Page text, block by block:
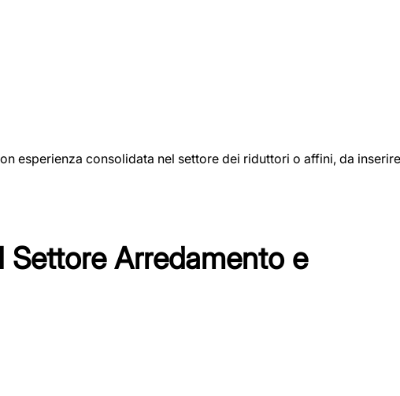
esperienza consolidata nel settore dei riduttori o affini, da inserire
Settore Arredamento e